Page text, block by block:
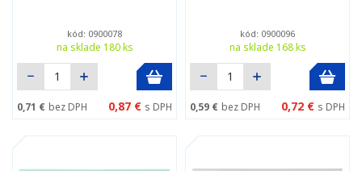
kód: 0900078
na sklade 180 ks
0,71 € bez DPH 0,87 € s DPH
kód: 0900096
na sklade 168 ks
0,59 € bez DPH 0,72 € s DPH